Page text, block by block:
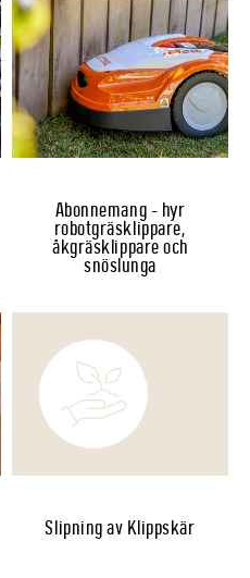
Abonnemang - hyr
robotgräsklippare,
åkgräsklippare och
snöslunga
Slipning av Klippskär